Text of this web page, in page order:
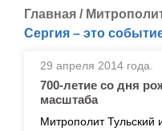
Главная /
Сергия – это
29 апреля 2014 года.
700-летие со дня
масштаба
Митрополит Тульский